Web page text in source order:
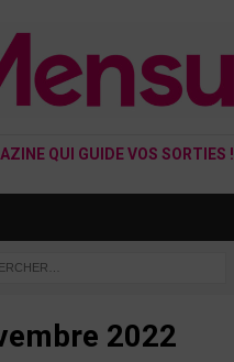
QUI GUIDE VOS SORTIES !
2022